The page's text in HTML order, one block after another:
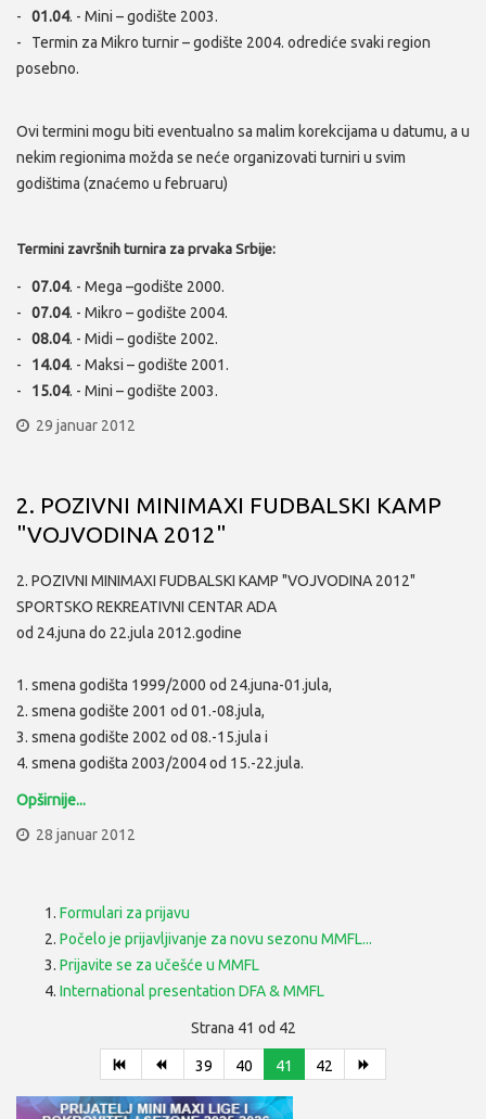
- 01.04. - Mini – godište 2003.
- Termin za Mikro turnir – godište 2004. odrediće svaki region
posebno.
Ovi termini mogu biti eventualno sa malim korekcijama u datumu, a u
nekim regionima možda se neće organizovati turniri u svim
godištima (znaćemo u februaru)
Termini završnih turnira za prvaka Srbije:
- 07.04. - Mega –godište 2000.
- 07.04. - Mikro – godište 2004.
- 08.04. - Midi – godište 2002.
- 14.04. - Maksi – godište 2001.
- 15.04. - Mini – godište 2003.
29 januar 2012
2. POZIVNI MINIMAXI FUDBALSKI KAMP
"VOJVODINA 2012"
2. POZIVNI MINIMAXI FUDBALSKI KAMP "VOJVODINA 2012"
SPORTSKO REKREATIVNI CENTAR ADA
od 24.juna do 22.jula 2012.godine
1. smena godišta 1999/2000 od 24.juna-01.jula,
2. smena godište 2001 od 01.-08.jula,
3. smena godište 2002 od 08.-15.jula i
4. smena godišta 2003/2004 od 15.-22.jula.
Opširnije...
28 januar 2012
Formulari za prijavu
Počelo je prijavljivanje za novu sezonu MMFL...
Prijavite se za učešće u MMFL
International presentation DFA & MMFL
Strana 41 od 42
39 40 41 42